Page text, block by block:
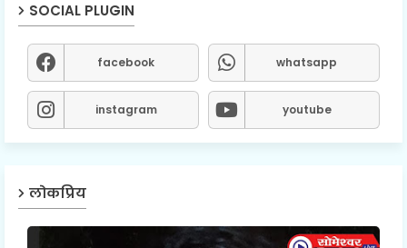
SOCIAL PLUGIN
facebook whatsapp
instagram youtube
लोकप्रिय